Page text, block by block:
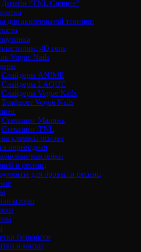
Дизайн “TNL Сияние”
для акварельной техники
4D гель
Vogue Nails
Слайдеры ANIME
Слайдеры LAQUE
Слайдеры Vogue Nails
Трафарет Vogue Nails
Стемпинг Малина
Стемпинг-TNL
клеевой основе
переводная
наклейки
и ресниц
для бровей и ресниц
безворсов
и маски